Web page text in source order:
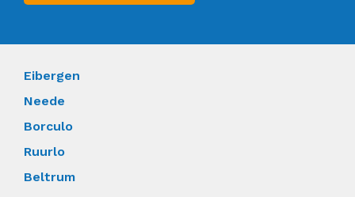
Eibergen
Neede
Borculo
Ruurlo
Beltrum